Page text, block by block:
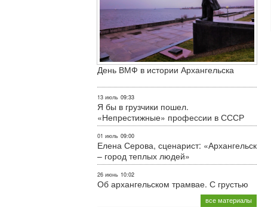
День ВМФ в истории Архангельска
13 июль 09:33
Я бы в грузчики пошел.
«Непрестижные» профессии в СССР
01 июль 09:00
Елена Серова, сценарист: «Архангельск
– город теплых людей»
26 июнь 10:02
Об архангельском трамвае. С грустью
все материалы